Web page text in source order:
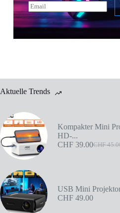
E
m
a
i
l
Aktuelle Trends
Kompakter Mini
HD-...
CHF
CHF 39.00
USB Mini
CHF 49.00